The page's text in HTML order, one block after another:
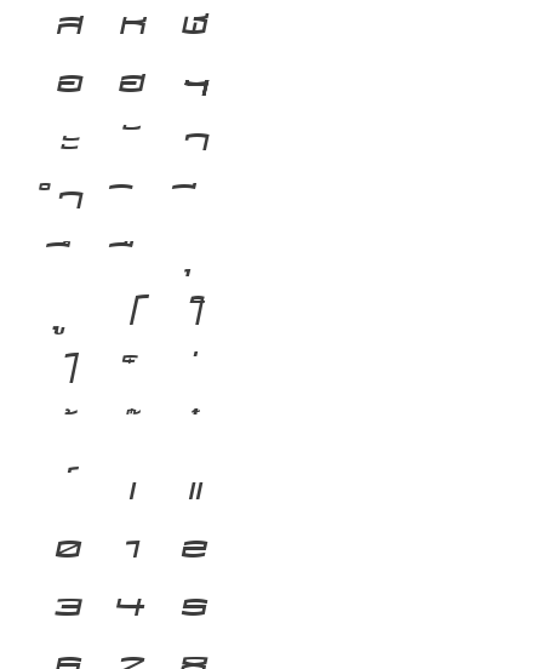
ส
ห
ฬ
อ
ฮ
ฯ
ะ
า
ำ
โ
ใ
ไ
เ
แ
๐
๑
๒
๓
๔
๕